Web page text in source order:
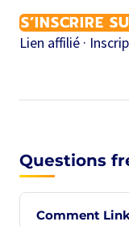
S’INSCRIRE
Lien affilié ·
Questions
Comment